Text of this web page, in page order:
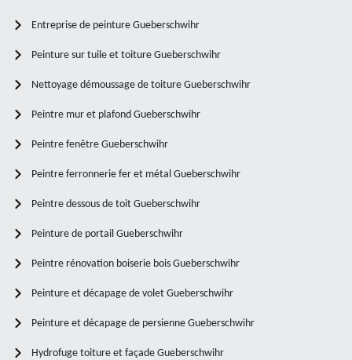
Entreprise de peinture Gueberschwihr
Peinture sur tuile et toiture Gueberschwihr
Nettoyage démoussage de toiture Gueberschwihr
Peintre mur et plafond Gueberschwihr
Peintre fenêtre Gueberschwihr
Peintre ferronnerie fer et métal Gueberschwihr
Peintre dessous de toit Gueberschwihr
Peinture de portail Gueberschwihr
Peintre rénovation boiserie bois Gueberschwihr
Peinture et décapage de volet Gueberschwihr
Peinture et décapage de persienne Gueberschwihr
Hydrofuge toiture et façade Gueberschwihr